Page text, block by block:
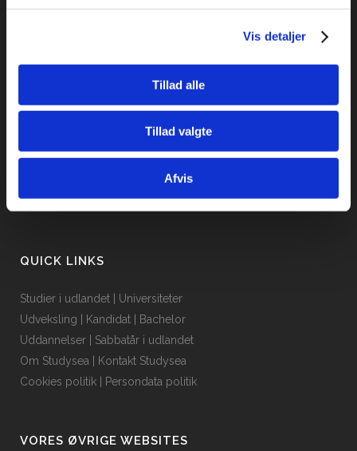
Vis detaljer
Tillad alle
Tillad valgte
Afvis
Email: info@studysea.dk
CVR: 36413867
QUICK LINKS
Studier i udlandet
Universiteter
Udveksling
Kandidat
Bachelor
Uddannelser
Sabbatår i udlandet
Om Studysea
Kontakt Studysea
Cookies politik
Persondata politik
VORES ØVRIGE WEBSITES